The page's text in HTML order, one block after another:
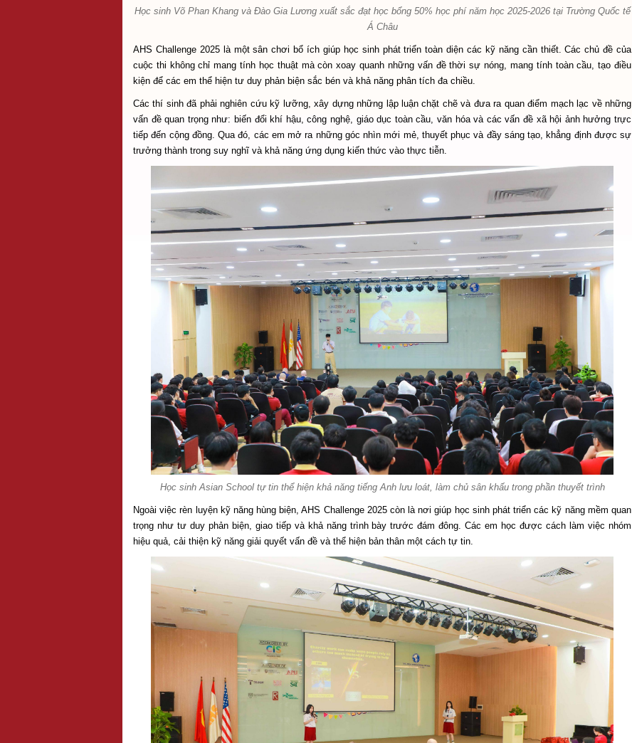
Học sinh Võ Phan Khang và Đào Gia Lương xuất sắc đạt học bổng 50% học phí năm học 2025-2026 tại Trường Quốc tế
Á Châu
AHS Challenge 2025 là một sân chơi bổ ích giúp học sinh phát triển toàn diện các kỹ năng cần thiết. Các chủ đề của
cuộc thi không chỉ mang tính học thuật mà còn xoay quanh những vấn đề thời sự nóng, mang tính toàn cầu, tạo điều
kiện để các em thể hiện tư duy phản biện sắc bén và khả năng phân tích đa chiều.
Các thí sinh đã phải nghiên cứu kỹ lưỡng, xây dựng những lập luận chặt chẽ và đưa ra quan điểm mạch lạc về những
vấn đề quan trọng như: biến đổi khí hậu, công nghệ, giáo dục toàn cầu, văn hóa và các vấn đề xã hội ảnh hưởng trực
tiếp đến cộng đồng. Qua đó, các em mở ra những góc nhìn mới mẻ, thuyết phục và đầy sáng tạo, khẳng định được sự
trưởng thành trong suy nghĩ và khả năng ứng dụng kiến thức vào thực tiễn.
Học sinh Asian School tự tin thể hiện khả năng tiếng Anh lưu loát, làm chủ sân khấu trong phần thuyết trình
Ngoài việc rèn luyện kỹ năng hùng biện, AHS Challenge 2025 còn là nơi giúp học sinh phát triển các kỹ năng mềm quan
trọng như tư duy phản biện, giao tiếp và khả năng trình bày trước đám đông. Các em học được cách làm việc nhóm
hiệu quả, cải thiện kỹ năng giải quyết vấn đề và thể hiện bản thân một cách tự tin.